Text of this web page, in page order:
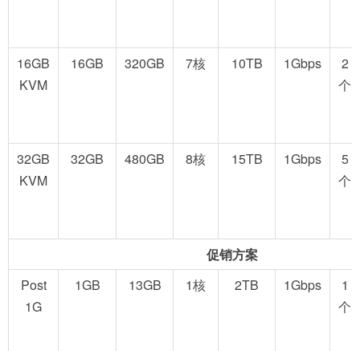
16GB
KVM
16GB 320GB 7核 10TB 1Gbps
2
个
32GB
KVM
32GB 480GB 8核 15TB 1Gbps
5
个
促销方案
Post
1G
1GB 13GB 1核 2TB 1Gbps
1
个